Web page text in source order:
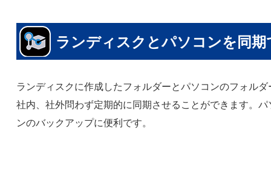
ランディスクとパソコンを同期
ランディスクに作成したフォルダーとパソコンのフォルダ
社内、社外問わず定期的に同期させることができます。パ
ンのバックアップに便利です。